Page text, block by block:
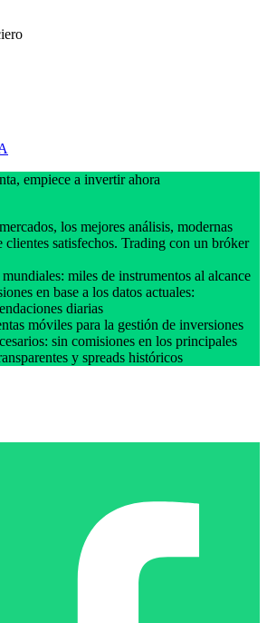
empiece a invertir ahora
los mejores análisis, modernas
clientes satisfechos. Trading con un bróker
miles de instrumentos al alcance
en base a los datos actuales:
diarias
móviles para la gestión de inversiones
sin comisiones en los principales
y spreads históricos